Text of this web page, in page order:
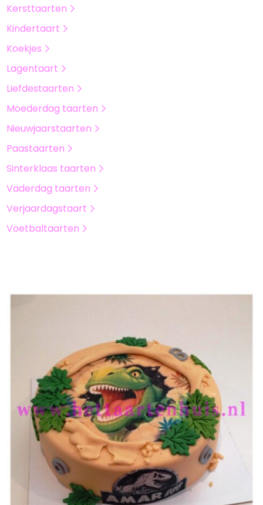
Kersttaarten
Kindertaart
Koekjes
Lagentaart
Liefdestaarten
Moederdag taarten
Nieuwjaarstaarten
Paastaarten
Sinterklaas taarten
Vaderdag taarten
Verjaardagstaart
Voetbaltaarten